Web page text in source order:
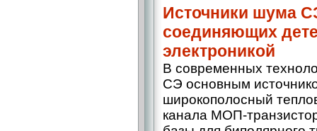
Источники шума
соединяющих
электроникой
В современных
СЭ основным
широкополосный
канала